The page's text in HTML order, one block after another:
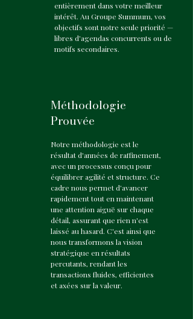
entièrement dans votre meilleur
intérêt. Au Groupe Summum, vos
objectifs sont notre seule priorité —
libres d'agendas concurrents ou de
motifs secondaires.
Méthodologie
Prouvée
Notre méthodologie est le
résultat d'années de raffinement,
avec un processus conçu pour
équilibrer agilité et structure. Ce
cadre nous permet d'avancer
rapidement tout en maintenant
une attention aiguë sur chaque
détail, assurant que rien n'est
laissé au hasard. C'est ainsi que
nous transformons la vision
stratégique en résultats
percutants, rendant les
transactions fluides, efficientes
et axées sur la valeur.